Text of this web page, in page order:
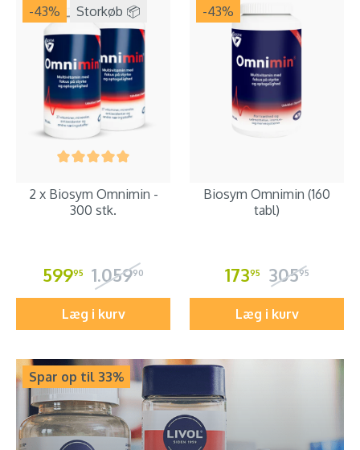
-43% Storkøb 📦
2 x Biosym Omnimin -
300 stk.
59995 1.05990
Læg i kurv
-43%
Biosym Omnimin (160
tabl)
17395 30595
Læg i kurv
Spar op til 33%